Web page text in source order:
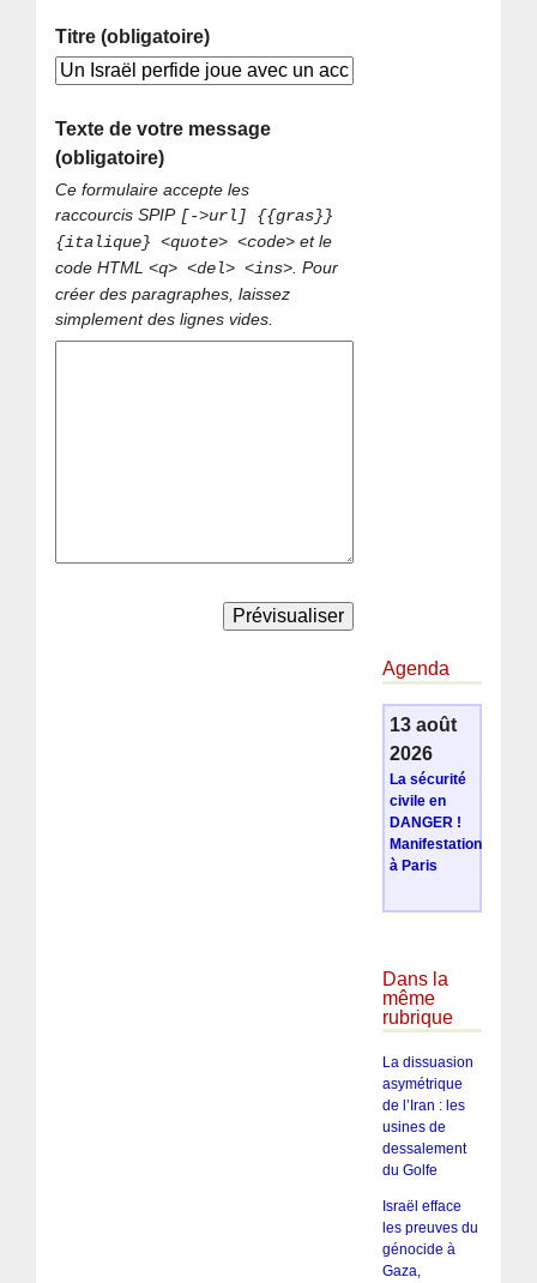
Titre (obligatoire)
Texte de votre message
(obligatoire)
Ce formulaire accepte les
raccourcis SPIP [->url] {{gras}}
{italique} <quote> <code> et le
code HTML<q> <del> <ins> . Pour
créer des paragraphes, laissez
simplement des lignes vides.
Agenda
13 août
2026
La sécurité
civile en
DANGER !
Manifestation
à Paris
Dans la
même
rubrique
La dissuasion
asymétrique
de l’Iran : les
usines de
dessalement
du Golfe
Israël efface
les preuves du
génocide à
Gaza,